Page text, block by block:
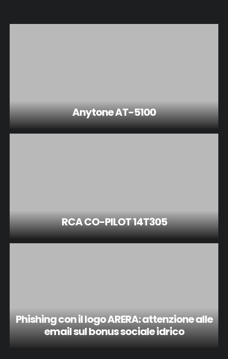
Anytone AT-5100
RCA CO-PILOT 14T305
Phishing con il logo ARERA: attenzione alle
email sul bonus sociale idrico